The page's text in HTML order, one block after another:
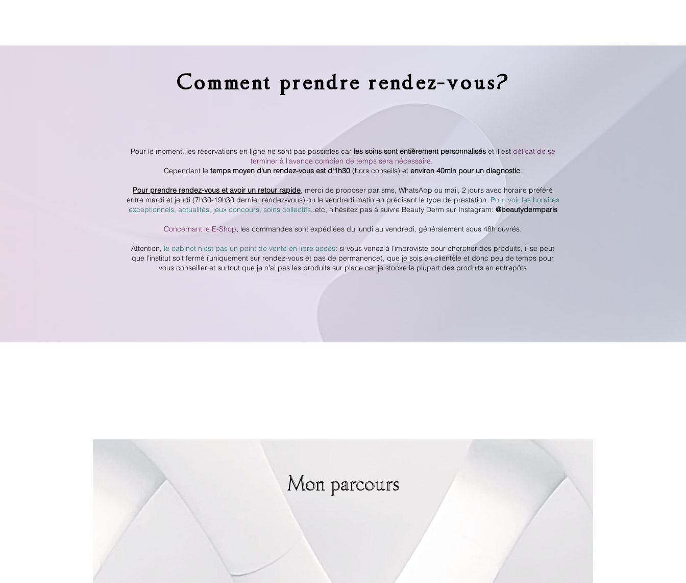
Comment prendre rendez-vous?
Pour le moment, les réservations en ligne ne sont pas possibles car les soins sont entièrement personnaliséset il est délicat de se
terminer à l'avance combien de temps sera nécessaire.
Cependant le temps moyen d'un rendez-vous est d'1h30(hors conseils) et environ 40min pour un diagnostic.
Pour prendre rendez-vous et avoir un retour rapide, merci de proposer par sms, WhatsApp ou mail, 2 jours avec horaire préféré
entre mardi et jeudi (7h30-19h30 dernier rendez-vous) ou le vendredi matin en précisant le type de prestation. Pour voir les horaires
exceptionnels, actualités, jeux concours, soins collectifs..etc, n'hésitez pas à suivre Beauty Derm sur Instagram: @beautydermparis
Concernant le E-Shop, les commandes sont expédiées du lundi au vendredi, généralement sous 48h ouvrés.
Attention, le cabinet n’est pas un point de vente en libre accès: si vous venez à l’improviste pour chercher des produits, il se peut
que l’institut soit fermé (uniquement sur rendez-vous et pas de permanence), que je sois en clientèle et donc peu de temps pour
vous conseiller et surtout que je n’ai pas les produits sur place car je stocke la plupart des produits en entrepôts
Mon parcours